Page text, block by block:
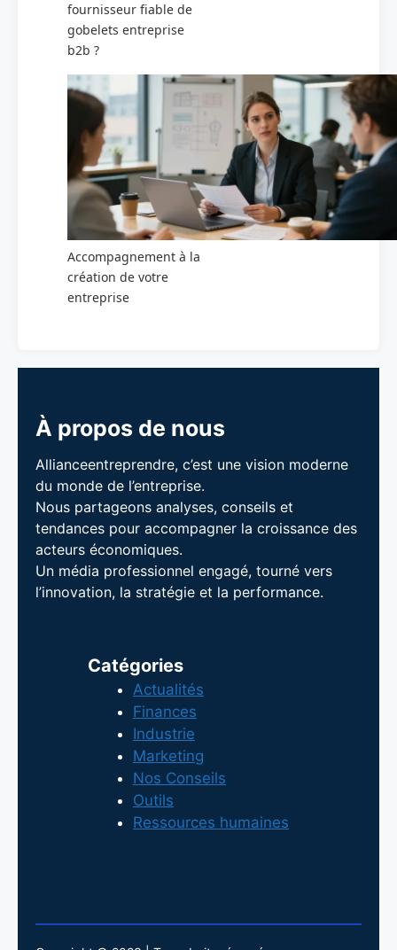
fournisseur fiable de
gobelets entreprise
b2b ?
Accompagnement à la
création de votre
entreprise
À propos de nous
Allianceentreprendre, c’est une vision moderne
du monde de l’entreprise.
Nous partageons analyses, conseils et
tendances pour accompagner la croissance des
acteurs économiques.
Un média professionnel engagé, tourné vers
l’innovation, la stratégie et la performance.
Catégories
Actualités
Finances
Industrie
Marketing
Nos Conseils
Outils
Ressources humaines